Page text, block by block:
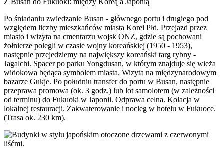
Z Busan do Fukuoki: między Koreą a Japonią
Po śniadaniu zwiedzanie Busan - głównego portu i drugiego pod
względem liczby mieszkańców miasta Korei Płd. Przejazd przez
miasto i wizyta na cmentarzu wojsk ONZ, gdzie są pochowani
żołnierze polegli w czasie wojny koreańskiej (1950 - 1953),
następnie przejedziemy na największy koreański targ rybny -
Jagalchi. Spacer po parku Yongdusan, w którym znajduje się wieża
widokowa będąca symbolem miasta. Wizyta na międzynarodowym
bazarze Gukje. Po południu transfer do portu w Busan, następnie
przeprawa promowa (ok. 3 godz.) lub lot samolotem (w zależności
od terminu) do Fukuoki w Japonii. Odprawa celna. Kolacja w
lokalnej restauracji. Zakwaterowanie i nocleg w hotelu w Fukuoce.
(Trasa ok. 230 km).